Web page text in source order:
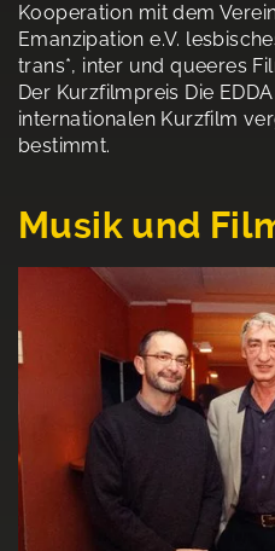
Kooperation mit dem
Emanzipation e.V.
trans*, inter und queeres
Der Kurzfilmpreis Die
internationalen Kurzfilm
bestimmt.
Musik und